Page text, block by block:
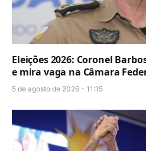
Eleições 2026: Coronel
e mira vaga na Câmara
5 de agosto de 2026 - 11:15